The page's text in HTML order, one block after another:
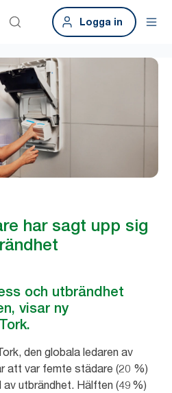
Logga in
har sagt upp sig
och utbrändhet
visar ny
den globala ledaren av
att var femte städare (20 %)
utbrändhet. Hälften (49 %)